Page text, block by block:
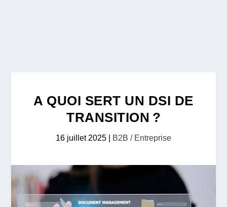
A QUOI SERT UN DSI DE
TRANSITION ?
16 juillet 2025 B2B / Entreprise